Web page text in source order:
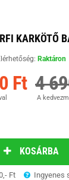
KARKÖTŐ
Raktáron
Ft 4
A
KOSÁRBA
Ft Ingyenes